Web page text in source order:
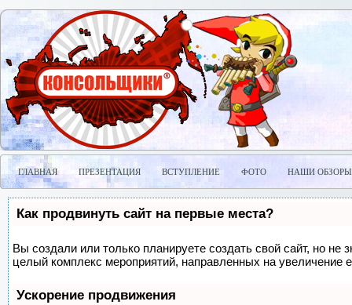
ГЛАВНАЯ ПРЕЗЕНТАЦИЯ ВСТУПЛЕНИЕ ФОТО НАШИ ОБЗОРЫ
Как продвинуть сайт на первые места?
Вы создали или только планируете создать свой сайт, но не
целый комплекс мероприятий, направленных на увеличение
Ускорение продвижения